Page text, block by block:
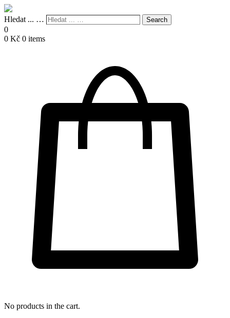
Hledat ... … Search
0
0 Kč 0 items
No products in the cart.